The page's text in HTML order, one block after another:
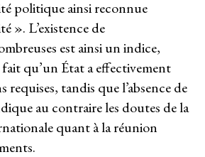
politique ainsi reconnue
». L’existence de
est ainsi un indice,
qu’un État a effectivement
tandis que l’absence de
au contraire les doutes de la
quant à la réunion